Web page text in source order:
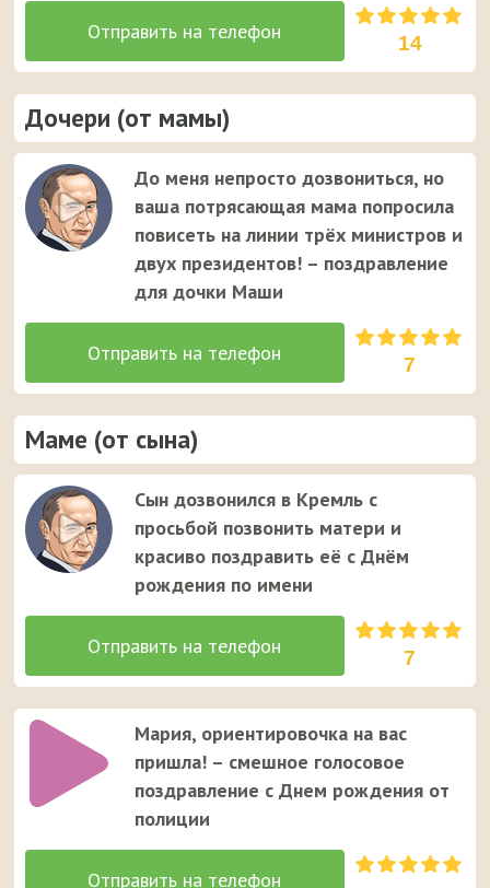
14
Дочери (от мамы)
До меня непросто дозвониться, но
ваша потрясающая мама попросила
повисеть на линии трёх министров и
двух президентов! – поздравление
для дочки Маши
7
Маме (от сына)
Сын дозвонился в Кремль с
просьбой позвонить матери и
красиво поздравить её с Днём
рождения по имени
7
Мария, ориентировочка на вас
пришла! – смешное голосовое
поздравление с Днем рождения от
полиции